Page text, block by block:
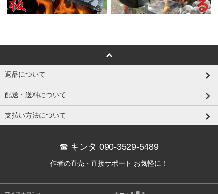
返品について
配送・送料について
支払い方法について
☎ キンタ 090-3529-5489
作者の直売・直接サポート お気軽に！